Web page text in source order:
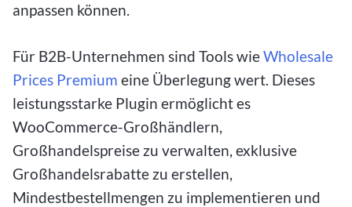
anpassen können.
Für B2B-Unternehmen sind Tools wieWholesale
Prices Premium eine Überlegung wert. Dieses
leistungsstarke Plugin ermöglicht es
WooCommerce-Großhändlern,
Großhandelspreise zu verwalten, exklusive
Großhandelsrabatte zu erstellen,
Mindestbestellmengen zu implementieren und